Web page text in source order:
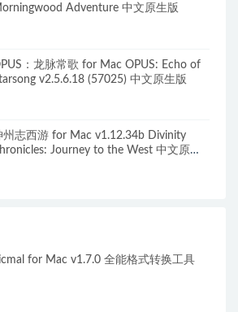
Adventure 中文原生版
：龙脉常歌 for Mac OPUS: Echo of
v2.5.6.18 (57025) 中文原生版
州志西游 for Mac v1.12.34b Divinity
Journey to the West 中文原生
for Mac v1.7.0 全能格式转换工具